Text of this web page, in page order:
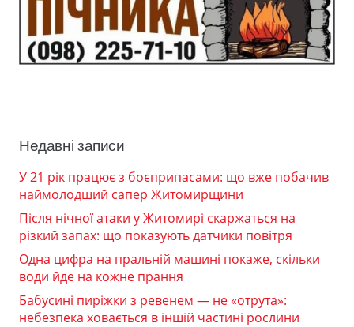
Недавні записи
У 21 рік працює з боєприпасами: що вже побачив
наймолодший сапер Житомирщини
Після нічної атаки у Житомирі скаржаться на
різкий запах: що показують датчики повітря
Одна цифра на пральній машині покаже, скільки
води йде на кожне прання
Бабусині пиріжки з ревенем — не «отрута»:
небезпека ховається в іншій частині рослини